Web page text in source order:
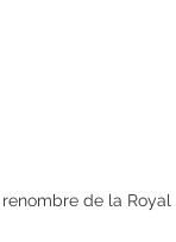
de la Royal